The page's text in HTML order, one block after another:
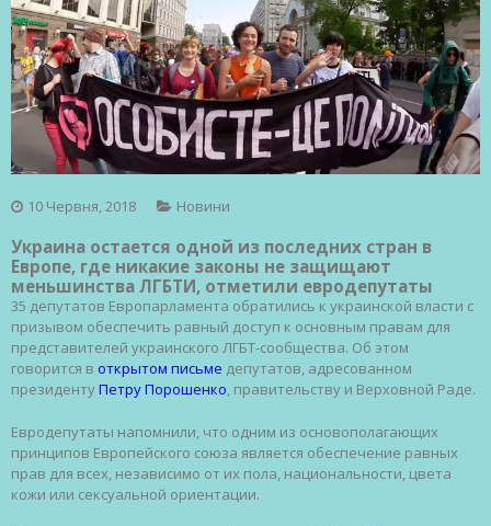
10 Червня, 2018 Новини
Украина остается одной из последних стран в
Европе, где никакие законы не защищают
меньшинства ЛГБТИ, отметили евродепутаты
35 депутатов Европарламента обратились к украинской власти с
призывом обеспечить равный доступ к основным правам для
представителей украинского ЛГБТ-сообщества. Об этом
говорится в открытом письме депутатов, адресованном
президентуПетру Порошенко, правительству и Верховной Раде.
Евродепутаты напомнили, что одним из основополагающих
принципов Европейского союза является обеспечение равных
прав для всех, независимо от их пола, национальности, цвета
кожи или сексуальной ориентации.